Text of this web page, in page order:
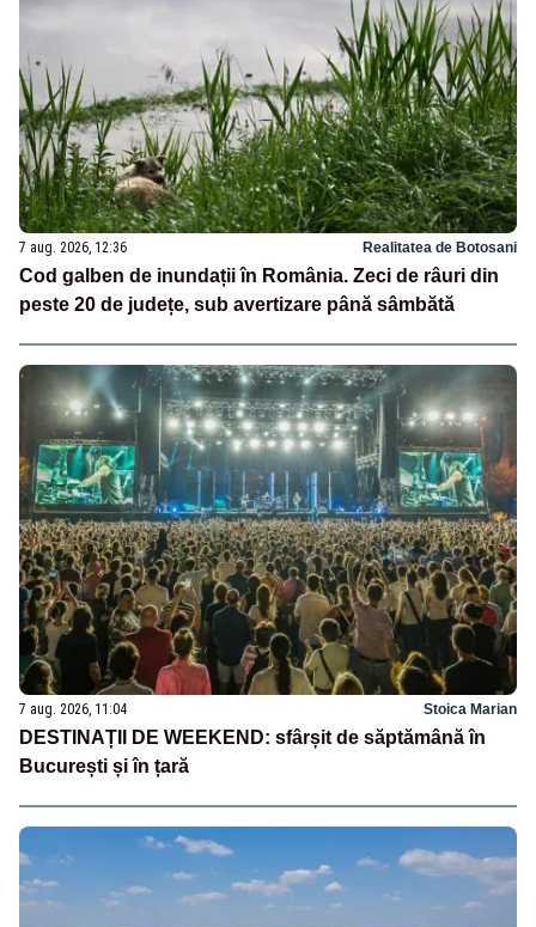
7 aug. 2026, 12:36 Realitatea de Botosani
Cod galben de inundații în România. Zeci de râuri din
peste 20 de județe, sub avertizare până sâmbătă
7 aug. 2026, 11:04 Stoica Marian
DESTINAȚII DE WEEKEND: sfârșit de săptămână în
București și în țară